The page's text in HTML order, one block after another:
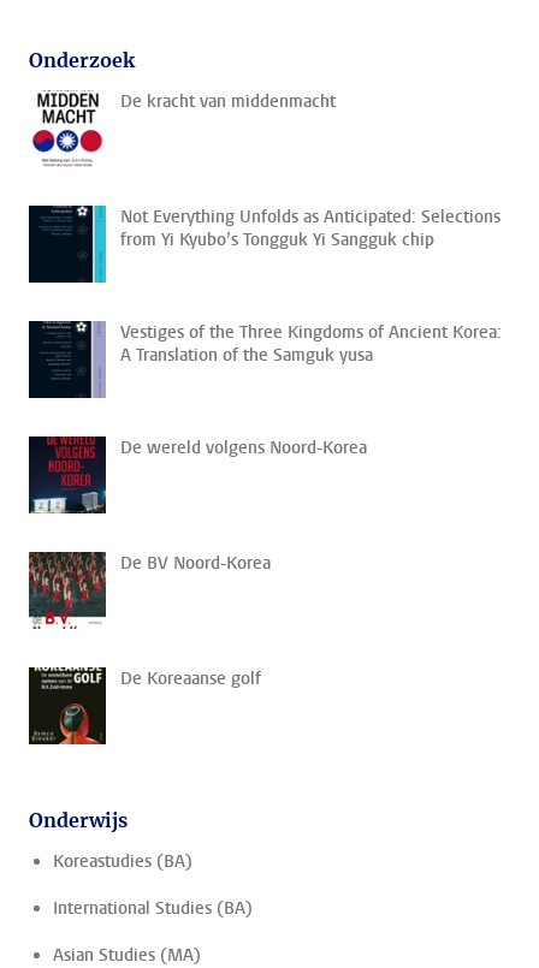
Onderzoek
De kracht van middenmacht
Not Everything Unfolds as Anticipated: Selections
from Yi Kyubo’s Tongguk Yi Sangguk chip
Vestiges of the Three Kingdoms of Ancient Korea:
A Translation of the Samguk yusa
De wereld volgens Noord-Korea
De BV Noord-Korea
De Koreaanse golf
Onderwijs
Koreastudies (BA)
International Studies (BA)
Asian Studies (MA)